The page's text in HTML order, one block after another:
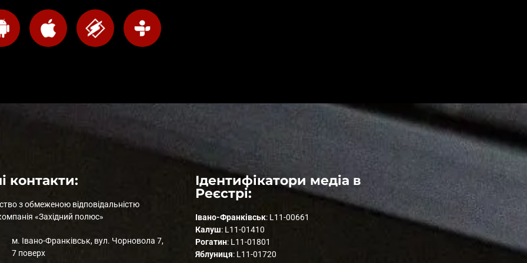
контакти:
з обмеженою відповідальністю
«Західний полюс»
м. Івано-Франківськ, вул. Чорновола 7,
7 поверх
Ідентифікатори медіа в
Реєстрі:
Івано-Франківськ: L11-00661
Калуш: L11-01410
Рогатин: L11-01801
Яблуниця: L11-01720